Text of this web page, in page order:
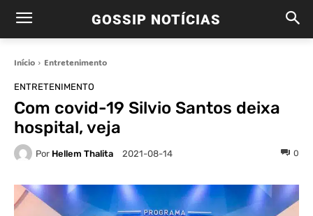
GOSSIP NOTÍCIAS
Início Entretenimento
ENTRETENIMENTO
Com covid-19 Silvio Santos deixa
hospital, veja
Por Hellem Thalita 2021-08-14 0